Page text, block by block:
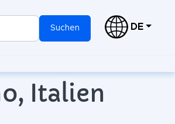
Suchen DE
Italien